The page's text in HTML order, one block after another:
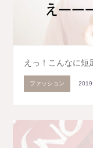
えっ！こんなに短
ファッション